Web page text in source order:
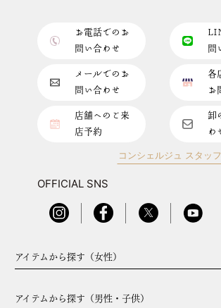
お電話でのお
問い合わせ
問
メールでのお
問い合わせ
各
お
店舗へのご来
店予約
卸
わ
コンシェルジュ スタッ
OFFICIAL SNS
アイテムから探す（女性）
アイテムから探す（男性・子供）